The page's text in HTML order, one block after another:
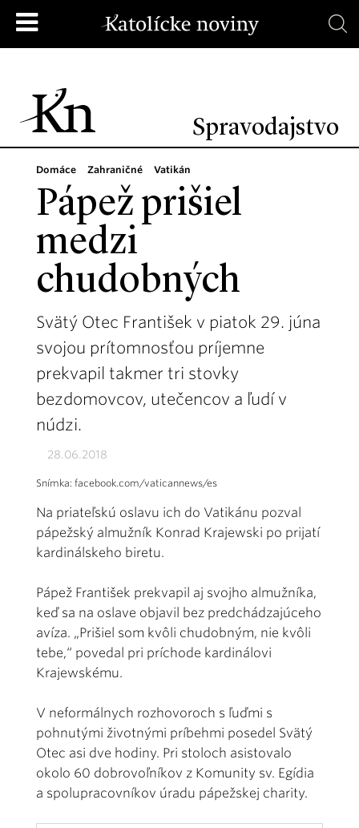
Spravodajstvo
Domáce Zahraničné Vatikán
Pápež prišiel
medzi
chudobných
Svätý Otec František v piatok 29. júna
svojou prítomnosťou príjemne
prekvapil takmer tri stovky
bezdomovcov, utečencov a ľudí v
núdzi.
28.06.2018
Snímka: facebook.com/vaticannews/es
Na priateľskú oslavu ich do Vatikánu pozval
pápežský almužník Konrad Krajewski po prijatí
kardinálskeho biretu.
Pápež František prekvapil aj svojho almužníka,
keď sa na oslave objavil bez predchádzajúceho
avíza. „Prišiel som kvôli chudobným, nie kvôli
tebe,“ povedal pri príchode kardinálovi
Krajewskému.
V neformálnych rozhovoroch s ľuďmi s
pohnutými životnými príbehmi posedel Svätý
Otec asi dve hodiny. Pri stoloch asistovalo
okolo 60 dobrovoľníkov z Komunity sv. Egídia
a spolupracovníkov úradu pápežskej charity.